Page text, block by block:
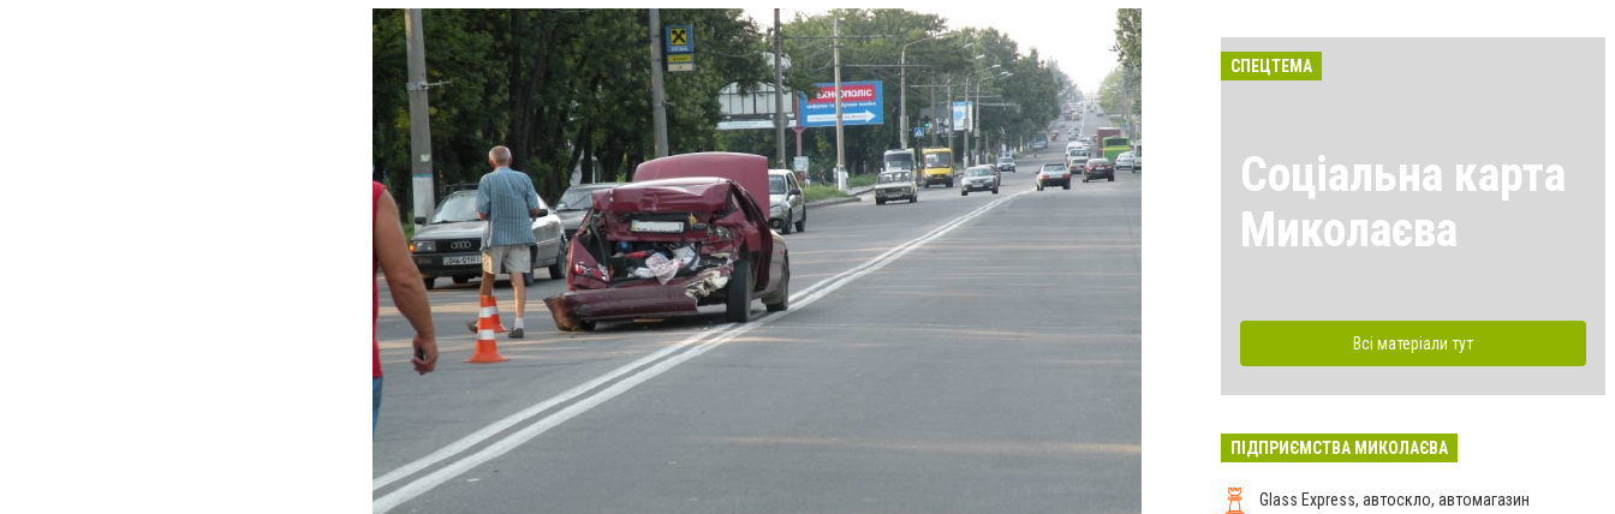
СПЕЦТЕМА
Соціальна карта
Миколаєва
Всі матеріали тут
ПІДПРИЄМСТВА МИКОЛАЄВА
Glass Express, автоскло, автомагазин